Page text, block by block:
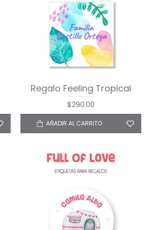
Regalo Feeling Tropical
$290.00
AÑADIR AL CARRITO